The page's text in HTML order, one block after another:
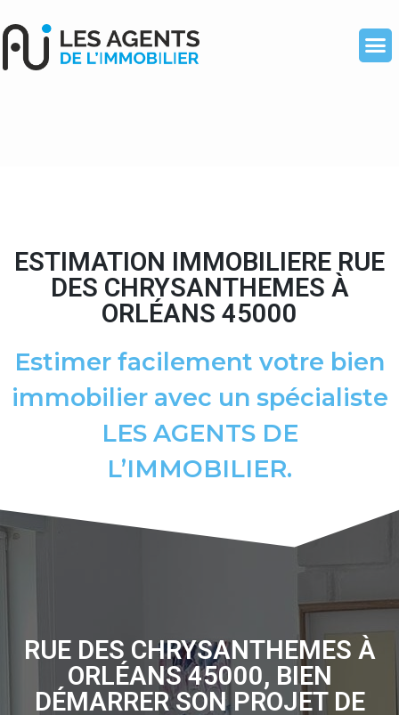
ESTIMATION IMMOBILIERE RUE
DES CHRYSANTHEMES À
ORLÉANS 45000
Estimer facilement votre bien
immobilier avec un spécialiste
LES AGENTS DE
L’IMMOBILIER.
RUE DES CHRYSANTHEMES À
ORLÉANS 45000, BIEN
DÉMARRER SON PROJET DE